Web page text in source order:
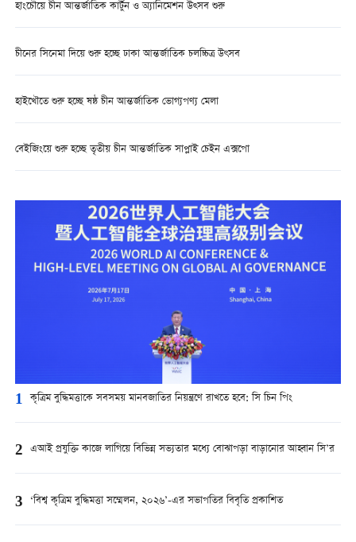
হাংচৌয়ে চীন আন্তর্জাতিক কার্টুন ও অ্যানিমেশন উত্সব শুরু
চীনের সিনেমা দিয়ে শুরু হচ্ছে ঢাকা আন্তর্জাতিক চলচ্চিত্র উৎসব
হাইখৌতে শুরু হচ্ছে ষষ্ঠ চীন আন্তর্জাতিক ভোগ্যপণ্য মেলা
বেইজিংয়ে শুরু হচ্ছে তৃতীয় চীন আন্তর্জাতিক সাপ্লাই চেইন এক্সপো
1 কৃত্রিম বুদ্ধিমত্তাকে সবসময় মানবজাতির নিয়ন্ত্রণে রাখতে হবে: সি চিন পিং
2 এআই প্রযুক্তি কাজে লাগিয়ে বিভিন্ন সভ্যতার মধ্যে বোঝাপড়া বাড়ানোর আহ্বান সি’র
3 ‘বিশ্ব কৃত্রিম বুদ্ধিমত্তা সম্মেলন, ২০২৬’-এর সভাপতির বিবৃতি প্রকাশিত